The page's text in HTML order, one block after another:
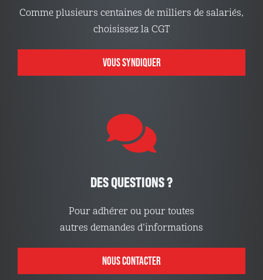
Comme plusieurs centaines de milliers de salariés,
choisissez la CGT
VOUS SYNDIQUER
DES QUESTIONS ?
Pour adhérer ou pour toutes
autres demandes d’informations
NOUS CONTACTER